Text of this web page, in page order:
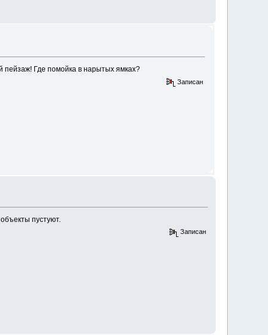
пейзаж! Где помойка в нарытых ямках?
Записан
пустуют.
Записан